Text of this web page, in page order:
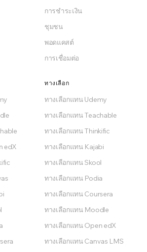
ฟรีตลอดไปบนแผน Free
การชำระเงิน
ชุมชน
พอดแคสต์
การเชื่อมต่อ
edX
ทางเลือก
ทางเลือกแทน Udemy
ทางเลือกแทน Teachable
ทางเลือกแทน Thinkific
ทางเลือกแทน Kajabi
ทางเลือกแทน Skool
ทางเลือกแทน Podia
ทางเลือกแทน Coursera
ทางเลือกแทน Moodle
ทางเลือกแทน Open edX
ทางเลือกแทน Canvas LMS